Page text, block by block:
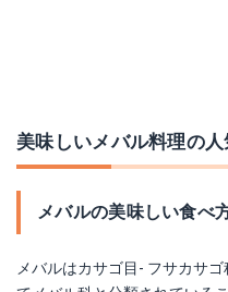
美味しいメバル料理の
メバルの美味しい食べ
メバルはカサゴ目- フサカサ